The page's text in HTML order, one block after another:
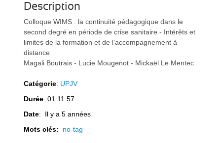
e
e
Description
Colloque WIMS : la continuité pédagogique dans le
second degré en période de crise sanitaire - Intérêts et
limites de la formation et de l’accompagnement à
distance
Magali Boutrais - Lucie Mougenot - Mickaël Le Mentec
Catégorie: UPJV
Durée: 01:11:57
Date: Il y a 5 années
Mots clés: no-tag